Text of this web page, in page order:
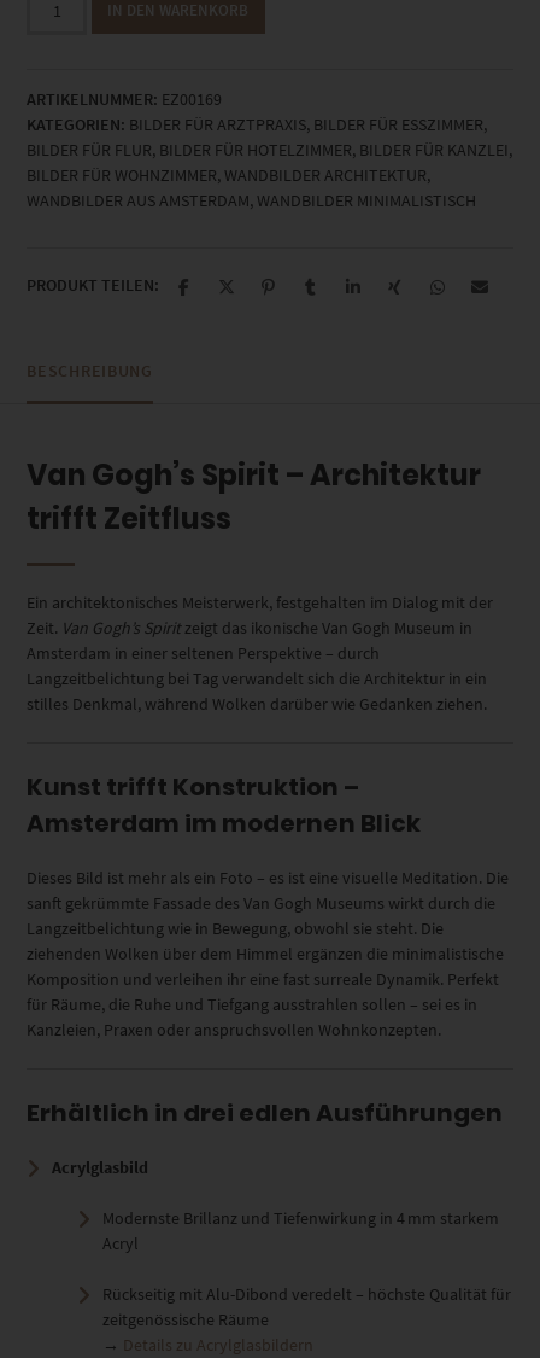
Menge
IN DEN WARENKORB
ARTIKELNUMMER: EZ00169
KATEGORIEN: BILDER FÜR ARZTPRAXIS, BILDER FÜR ESSZIMMER,
BILDER FÜR FLUR, BILDER FÜR HOTELZIMMER, BILDER FÜR KANZLEI,
BILDER FÜR WOHNZIMMER, WANDBILDER ARCHITEKTUR,
WANDBILDER AUS AMSTERDAM, WANDBILDER MINIMALISTISCH
PRODUKT TEILEN:
BESCHREIBUNG
Van Gogh’s Spirit – Architektur
trifft Zeitfluss
Ein architektonisches Meisterwerk, festgehalten im Dialog mit der
Zeit. Van Gogh’s Spiritzeigt das ikonische Van Gogh Museum in
Amsterdam in einer seltenen Perspektive – durch
Langzeitbelichtung bei Tag verwandelt sich die Architektur in ein
stilles Denkmal, während Wolken darüber wie Gedanken ziehen.
Kunst trifft Konstruktion –
Amsterdam im modernen Blick
Dieses Bild ist mehr als ein Foto – es ist eine visuelle Meditation. Die
sanft gekrümmte Fassade des Van Gogh Museums wirkt durch die
Langzeitbelichtung wie in Bewegung, obwohl sie steht. Die
ziehenden Wolken über dem Himmel ergänzen die minimalistische
Komposition und verleihen ihr eine fast surreale Dynamik. Perfekt
für Räume, die Ruhe und Tiefgang ausstrahlen sollen – sei es in
Kanzleien, Praxen oder anspruchsvollen Wohnkonzepten.
Erhältlich in drei edlen Ausführungen
Acrylglasbild
Modernste Brillanz und Tiefenwirkung in 4 mm starkem
Acryl
Rückseitig mit Alu-Dibond veredelt – höchste Qualität für
zeitgenössische Räume
→ Details zu Acrylglasbildern